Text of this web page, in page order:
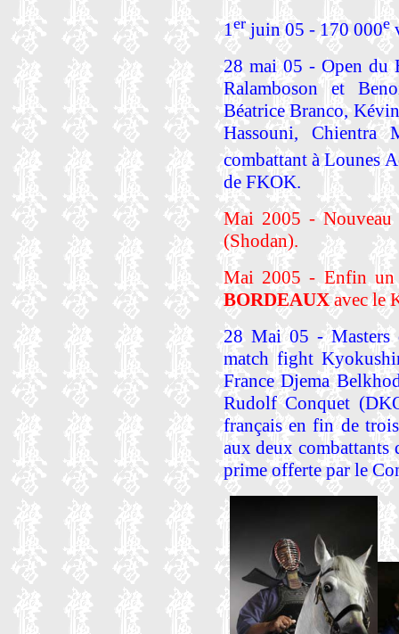
1erjuin 05 - 170 000e
28 mai 05 - Open du
Ralamboson et
Béatrice Branco,
Hassouni,
combattant à Lounes
de FKOK.
Mai 2005 - Nouveau
(Shodan).
Mai 2005 - Enfin un
BORDEAUXavec le
28 Mai 05 - Masters
match fight
France Djema
Rudolf Conquet
français en fin de
aux deux combattants
prime offerte par le